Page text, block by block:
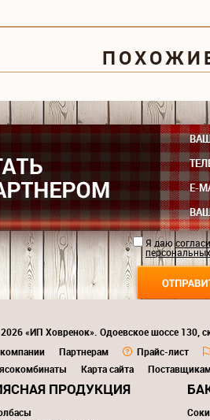
E-
Я даю
«ИП Ховренок». Одоевское шоссе 130,
Партнерам Прайс-лист
Карта сайта
ПРОДУКЦИЯ